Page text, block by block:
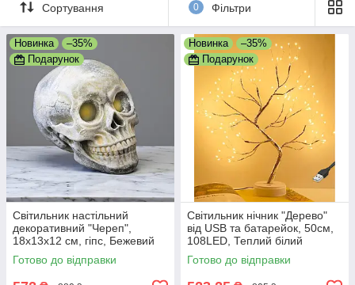
Сортування 0 Фільтри
Новинка
–35%
Подарунок
Світильник настільний
декоративний "Череп",
18x13x12 см, гіпс, Бежевий
(Прикраси для Хелловіну)
Готово до відправки
Новинка
–35%
Подарунок
Світильник нічник "Дерево"
від USB та батарейок, 50см,
108LED, Теплий білий
Готово до відправки